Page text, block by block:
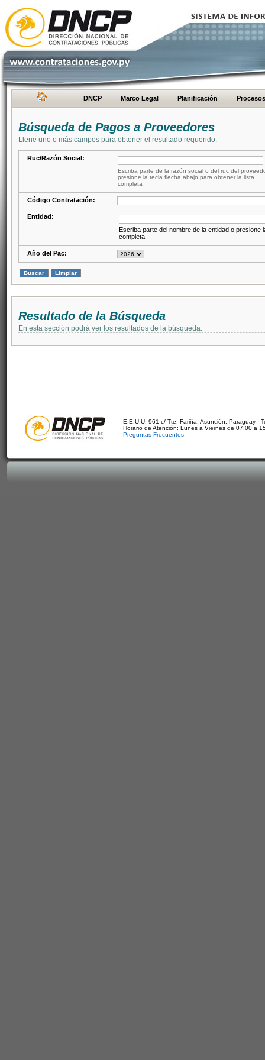
DNCP Marco Legal Planificación Procesos
Búsqueda de Pagos a Proveedores
Llene uno o más campos para obtener el resultado requerido.
Ruc/Razón Social:
Escriba parte de la razón social o del ruc del
presione la tecla flecha abajo para obtener la lista
completa
Código Contratación:
Entidad:
Escriba parte del nombre de la entidad o presione
completa
Año del Pac:
Resultado de la Búsqueda
En esta sección podrá ver los resultados de la búsqueda.
E.E.U.U. 961 c/ Tte. Fariña. Asunción, Paraguay -
Horario de Atención: Lunes a Viernes de 07:00 a
Preguntas Frecuentes